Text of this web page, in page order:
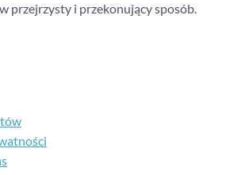
przejrzysty i przekonujący sposób.